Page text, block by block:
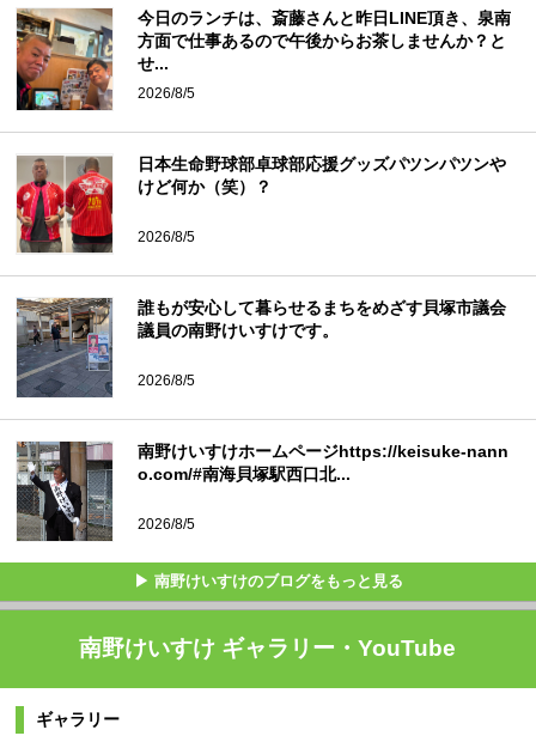
今日のランチは、斎藤さんと昨日LINE頂き、泉南
方面で仕事あるので午後からお茶しませんか？と
せ...
2026/8/5
日本生命野球部卓球部応援グッズパツンパツンや
けど何か（笑）？
2026/8/5
誰もが安心して暮らせるまちをめざす貝塚市議会
議員の南野けいすけです。
2026/8/5
南野けいすけホームページhttps://keisuke-nann
o.com/#南海貝塚駅西口北...
2026/8/5
▶ 南野けいすけのブログをもっと見る
南野けいすけ ギャラリー・YouTube
ギャラリー